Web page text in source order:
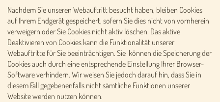
Nachdem Sie unseren Webauftritt besucht haben, bleiben Cookies
auf Ihrem Endgerät gespeichert, sofern Sie dies nicht von vornherein
verweigern oder Sie Cookies nicht aktiv löschen. Das aktive
Deaktivieren von Cookies kann die Funktionalität unserer
Webauftritte für Sie beeinträchtigen. Sie können die Speicherung der
Cookies auch durch eine entsprechende Einstellung Ihrer Browser-
Software verhindern. Wir weisen Sie jedoch darauf hin, dass Sie in
diesem Fall gegebenenfalls nicht sämtliche Funktionen unserer
Website werden nutzen können.